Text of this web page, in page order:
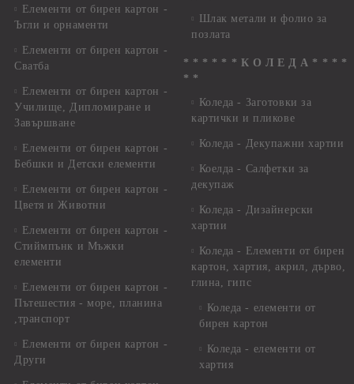
Елементи от бирен картон -
Ъгли и орнаменти
Елементи от бирен картон -
Сватба
Елементи от бирен картон -
Училище, Дипломиране и
Завършване
Елементи от бирен картон -
Бебшки и Детски елементи
Елементи от бирен картон -
Цветя и Животни
Елементи от бирен картон -
Стиймпънк и Мъжки
елементи
Елементи от бирен картон -
Пътешестия - море, планина
,транспорт
Елементи от бирен картон -
Други
Шлак метали и фолио за
позлата
* * * * * * К О Л Е Д А * * * *
* *
Коледа - Заготовки за
картички и пликове
Коледа - Декупажни хартии
Коелда - Салфетки за
декупаж
Коледа - Дизайнерски
хартии
Коледа - Eлементи от бирен
картон, хартия, акрил, дърво,
глина, гипс
Коледа - елементи от
бирен картон
Коледа - елементи от
хартия